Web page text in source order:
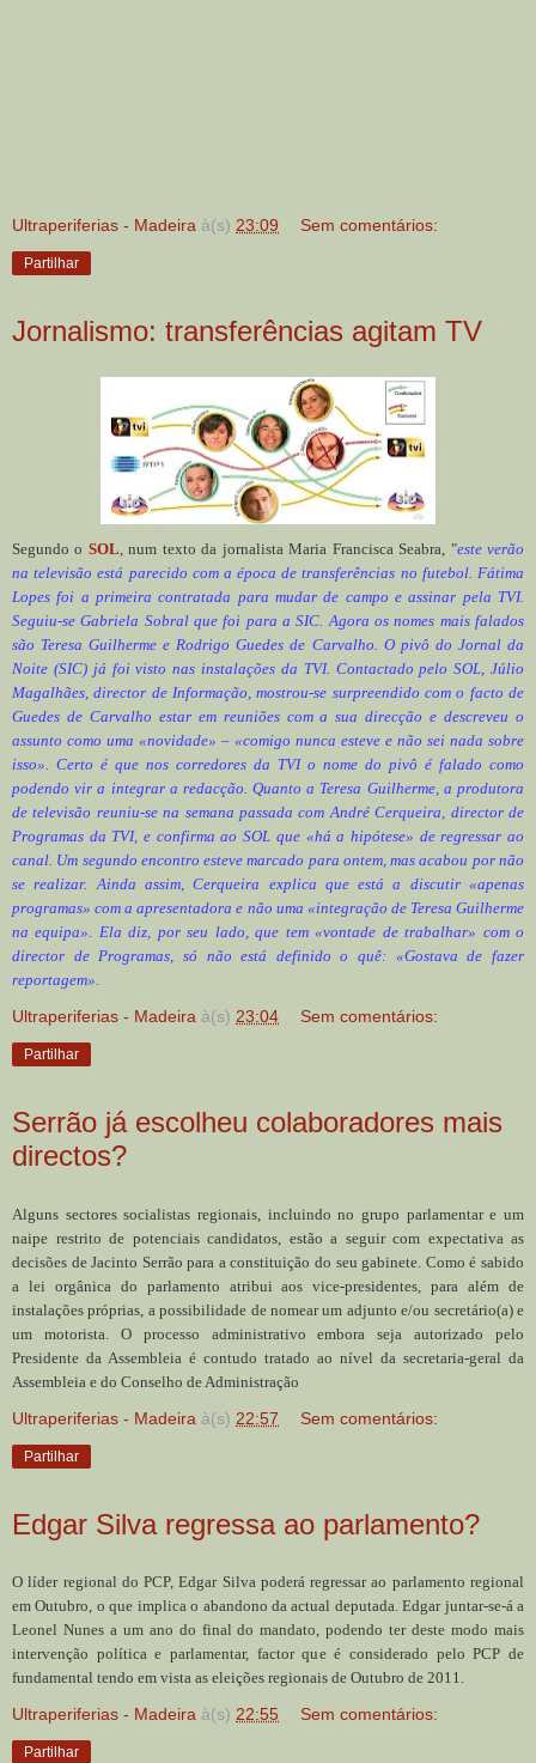
Ultraperiferias - Madeira à(s) 23:09 Sem comentários:
Partilhar
Jornalismo: transferências agitam TV
Segundo o SOL , num texto da jornalista Maria Francisca Seabra, "este verão
na televisão está parecido com a época de transferências no futebol. Fátima
Lopes foi a primeira contratada para mudar de campo e assinar pela TVI.
Seguiu-se Gabriela Sobral que foi para a SIC. Agora os nomes mais falados
são Teresa Guilherme e Rodrigo Guedes de Carvalho. O pivô do Jornal da
Noite (SIC) já foi visto nas instalações da TVI. Contactado pelo SOL, Júlio
Magalhães, director de Informação, mostrou-se surpreendido com o facto de
Guedes de Carvalho estar em reuniões com a sua direcção e descreveu o
assunto como uma «novidade» – «comigo nunca esteve e não sei nada sobre
isso». Certo é que nos corredores da TVI o nome do pivô é falado como
podendo vir a integrar a redacção. Quanto a Teresa Guilherme, a produtora
de televisão reuniu-se na semana passada com André Cerqueira, director de
Programas da TVI, e confirma ao SOL que «há a hipótese» de regressar ao
canal. Um segundo encontro esteve marcado para ontem, mas acabou por não
se realizar. Ainda assim, Cerqueira explica que está a discutir «apenas
programas» com a apresentadora e não uma «integração de Teresa Guilherme
na equipa». Ela diz, por seu lado, que tem «vontade de trabalhar» com o
director de Programas, só não está definido o quê: «Gostava de fazer
reportagem».
Ultraperiferias - Madeira à(s) 23:04 Sem comentários:
Partilhar
Serrão já escolheu colaboradores mais
directos?
Alguns sectores socialistas regionais, incluindo no grupo parlamentar e um
naipe restrito de potenciais candidatos, estão a seguir com expectativa as
decisões de Jacinto Serrão para a constituição do seu gabinete. Como é sabido
a lei orgânica do parlamento atribui aos vice-presidentes, para além de
instalações próprias, a possibilidade de nomear um adjunto e/ou secretário(a) e
um motorista. O processo administrativo embora seja autorizado pelo
Presidente da Assembleia é contudo tratado ao nível da secretaria-geral da
Assembleia e do Conselho de Administração
Ultraperiferias - Madeira à(s) 22:57 Sem comentários:
Partilhar
Edgar Silva regressa ao parlamento?
O líder regional do PCP, Edgar Silva poderá regressar ao parlamento regional
em Outubro, o que implica o abandono da actual deputada. Edgar juntar-se-á a
Leonel Nunes a um ano do final do mandato, podendo ter deste modo mais
intervenção política e parlamentar, factor que é considerado pelo PCP de
fundamental tendo em vista as eleições regionais de Outubro de 2011.
Ultraperiferias - Madeira à(s) 22:55 Sem comentários:
Partilhar